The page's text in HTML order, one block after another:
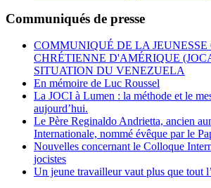
Communiqués de presse
COMMUNIQUÉ DE LA JEUNESSE
CHRÉTIENNE D'AMÉRIQUE
SITUATION DU VENEZUELA
En mémoire de Luc Roussel
La JOCI à Lumen : la méthode et le
aujourd’hui.
Le Père Reginaldo Andrietta, ancien
Internationale, nommé évêque par le
Nouvelles concernant le Colloque
jocistes
Un jeune travailleur vaut plus que tout